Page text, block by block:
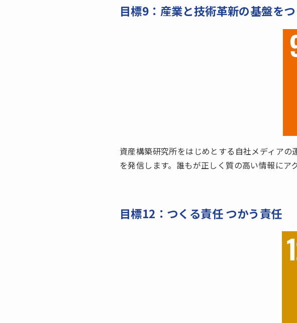
目標9：産業と技術革新の基盤をつ
資産構築研究所をはじめとする自社メディア
を発信します。誰もが正しく質の高い情報にア
目標12：つくる責任 つかう責任